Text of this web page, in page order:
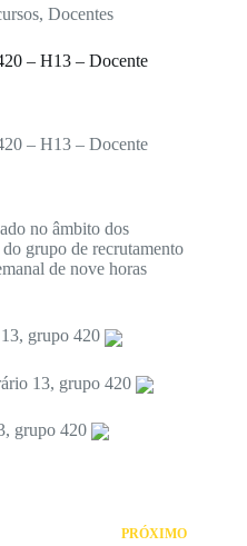
, Docentes
– H13 – Docente
– H13 – Docente
no âmbito dos
grupo de recrutamento
de nove horas
grupo 420
13, grupo 420
grupo 420
PRÓXIMO